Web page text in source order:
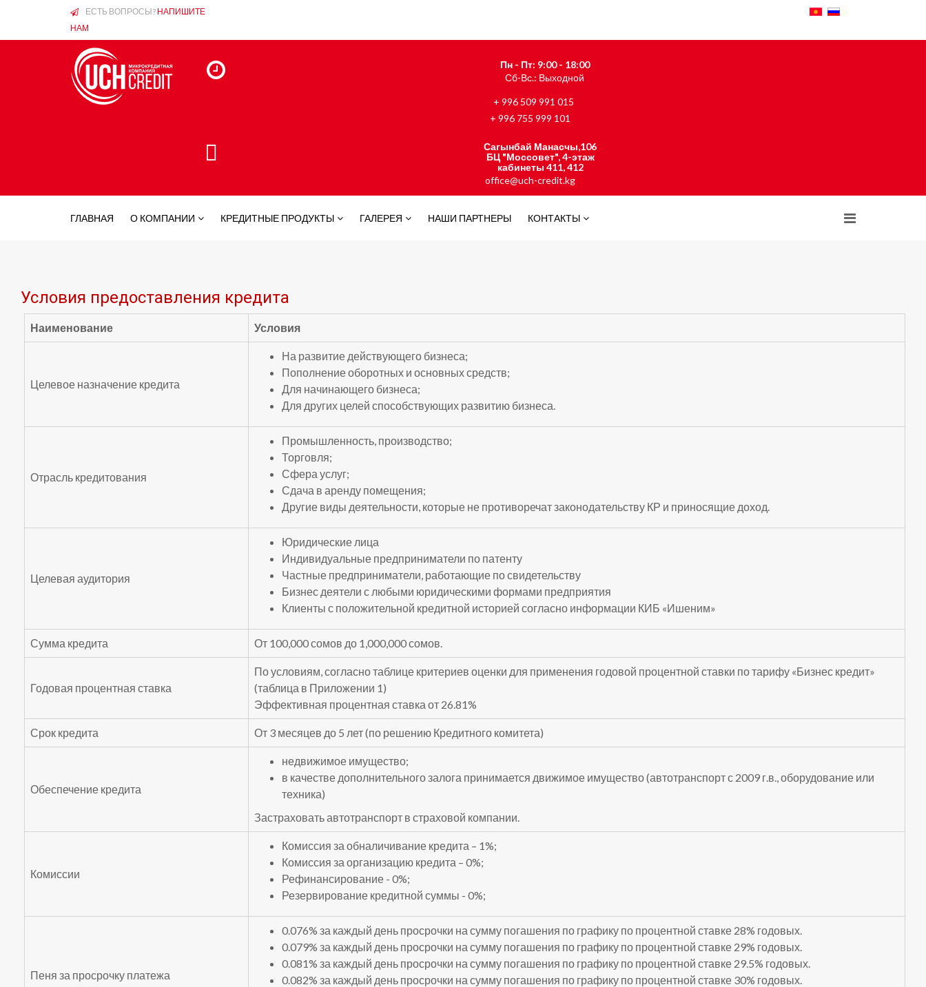
ЕСТЬ ВОПРОСЫ? НАПИШИТЕ
НАМ
Пн - Пт: 9:00 - 18:00
Сб-Вс.: Выходной
+ 996 509 991 015
+ 996 755 999 101
Сагынбай Манасчы,106
БЦ "Моссовет", 4-этаж
кабинеты 411, 412
office@uch-credit.kg
ГЛАВНАЯ О КОМПАНИИ КРЕДИТНЫЕ ПРОДУКТЫ ГАЛЕРЕЯ НАШИ ПАРТНЕРЫ КОНТАКТЫ
Условия предоставления кредита
Наименование Условия
Целевое назначение кредита
На развитие действующего бизнеса;
Пополнение оборотных и основных средств;
Для начинающего бизнеса;
Для других целей способствующих развитию бизнеса.
Отрасль кредитования
Промышленность, производство;
Торговля;
Сфера услуг;
Сдача в аренду помещения;
Другие виды деятельности, которые не противоречат законодательству КР и приносящие доход.
Целевая аудитория
Юридические лица
Индивидуальные предприниматели по патенту
Частные предприниматели, работающие по свидетельству
Бизнес деятели с любыми юридическими формами предприятия
Клиенты с положительной кредитной историей согласно информации КИБ «Ишеним»
Сумма кредита От 100,000 сомов до 1,000,000 сомов.
Годовая процентная ставка
По условиям, согласно таблице критериев оценки для применения годовой процентной ставки по тарифу «Бизнес кредит»
(таблица в Приложении 1)
Эффективная процентная ставка от 26.81%
Срок кредита От 3 месяцев до 5 лет (по решению Кредитного комитета)
Обеспечение кредита
недвижимое имущество;
в качестве дополнительного залога принимается движимое имущество (автотранспорт с 2009 г.в., оборудование или
техника)
Застраховать автотранспорт в страховой компании.
Комиссии
Комиссия за обналичивание кредита – 1%;
Комиссия за организацию кредита – 0%;
Рефинансирование - 0%;
Резервирование кредитной суммы - 0%;
Пеня за просрочку платежа
0.076% за каждый день просрочки на сумму погашения по графику по процентной ставке 28% годовых.
0.079% за каждый день просрочки на сумму погашения по графику по процентной ставке 29% годовых.
0.081% за каждый день просрочки на сумму погашения по графику по процентной ставке 29.5% годовых.
0.082% за каждый день просрочки на сумму погашения по графику по процентной ставке 30% годовых.